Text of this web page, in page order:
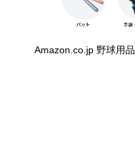
Amazon.co.jp 野球用品